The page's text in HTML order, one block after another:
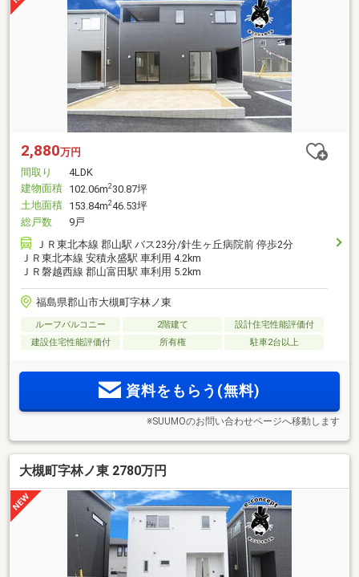
2,880万円
間取り
4LDK
建物面積 102.06m230.87坪
土地面積 153.84m246.53坪
総戸数
9戸
ＪＲ東北本線 郡山駅 バス23分/針生ヶ丘病院前 停歩2分
ＪＲ東北本線 安積永盛駅 車利用 4.2km
ＪＲ磐越西線 郡山富田駅 車利用 5.2km
福島県郡山市大槻町字林ノ東
ルーフバルコニー 2階建て
設計住宅性能評価付
建設住宅性能評価付
所有権 駐車2台以上
資料をもらう(無料)
※SUUMOのお問い合わせページへ移動します
大槻町字林ノ東 2780万円